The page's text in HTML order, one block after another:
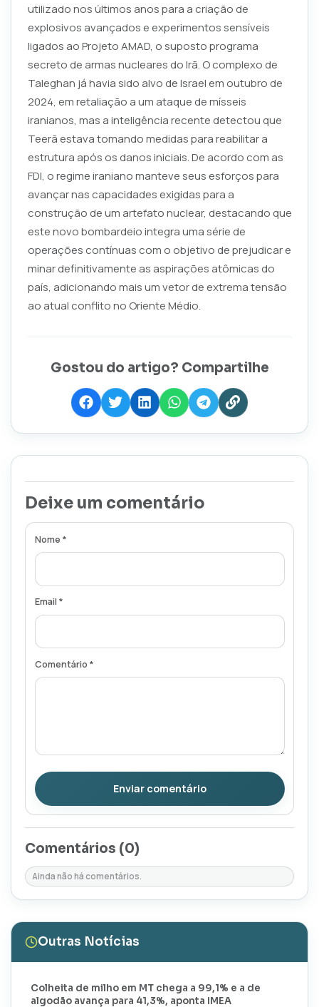
utilizado nos últimos anos para a criação de
explosivos avançados e experimentos sensíveis
ligados ao Projeto AMAD, o suposto programa
secreto de armas nucleares do Irã. O complexo de
Taleghan já havia sido alvo de Israel em outubro de
2024, em retaliação a um ataque de mísseis
iranianos, mas a inteligência recente detectou que
Teerã estava tomando medidas para reabilitar a
estrutura após os danos iniciais. De acordo com as
FDI, o regime iraniano manteve seus esforços para
avançar nas capacidades exigidas para a
construção de um artefato nuclear, destacando que
este novo bombardeio integra uma série de
operações contínuas com o objetivo de prejudicar e
minar definitivamente as aspirações atômicas do
país, adicionando mais um vetor de extrema tensão
ao atual conflito no Oriente Médio.
Gostou do artigo? Compartilhe
Deixe um comentário
Nome *
Email *
Comentário *
Enviar comentário
Comentários (0)
Ainda não há comentários.
Outras Notícias
Colheita de milho em MT chega a 99,1% e a de
algodão avança para 41,3%, aponta IMEA